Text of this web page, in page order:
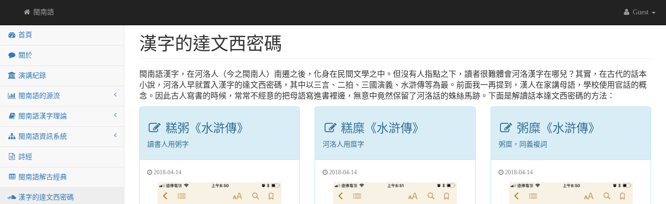
閩南語 Guest
首頁
關於
演講紀錄
閩南語的源流
閩南語漢字理論
閩南語資訊系統
詩經
閩南語解古經典
漢字的達文西密碼
漢字的達文西密碼
閩南語漢字，在河洛人（今之閩南人）南遷之後，化身在民間文學之中。但沒有人指點之下，讀者很難體會河洛漢字在哪兒？其實，在古代的話本
小說，河洛人早就置入漢字的達文西密碼，其中以三言、二拍、三國演義、水滸傳等為最。前面我一再提到，漢人在家講母語，學校使用官話的概
念。因此古人寫書的時候，常常不經意的把母語寫進書裡邊，無意中竟然保留了河洛話的蛛絲馬跡。下面是解讀話本達文西密碼的方法：
糕粥《水滸傳》
讀書人用粥字
2018-04-14
糕糜《水滸傳》
河洛人用糜字
2018-04-14
粥糜《水滸傳》
粥糜，同義複詞
2018-04-14